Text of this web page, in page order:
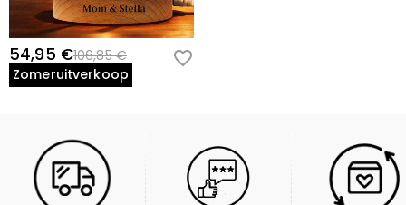
54,95 €106,85 €
Zomeruitverkoop